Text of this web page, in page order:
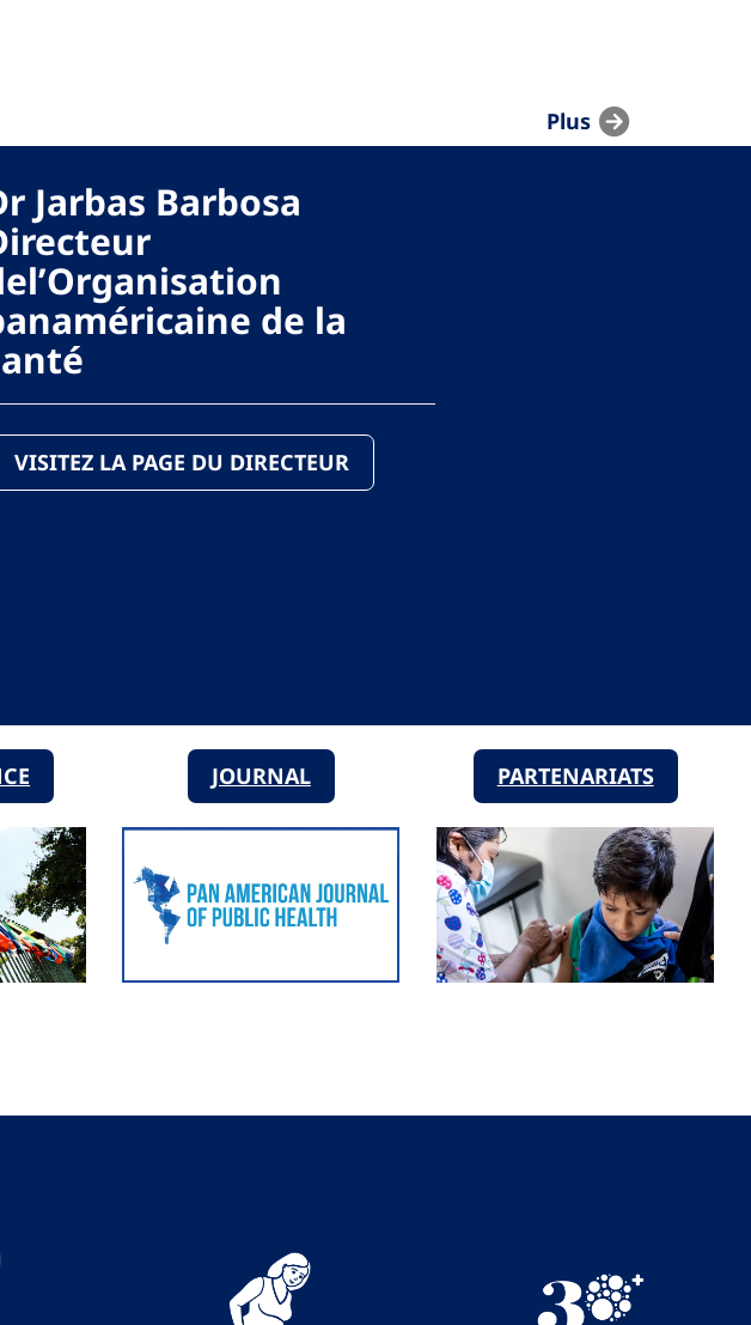
Plus
Jarbas Barbosa
de la
VISITEZ LA PAGE DU DIRECTEUR
JOURNAL PARTENARIATS